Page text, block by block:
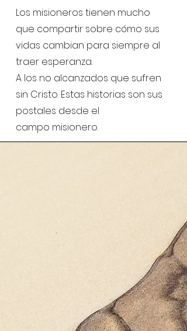
Los misioneros tienen mucho
que compartir sobre cómo sus
vidas cambian para siempre al
traer esperanza.
A los no alcanzados que sufren
sin Cristo. Estas historias son sus
postales desde el
campo misionero.